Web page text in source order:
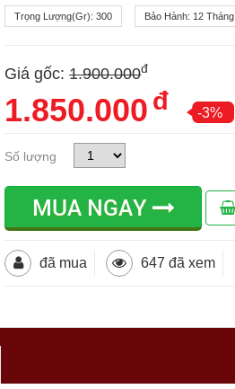
Trọng Lượng(gr):300 Bảo Hành: 12 Tháng
Giá gốc: 1.900.000đ
1.850.000 đ -3%
Số lượng
MUA NGAY
đã mua 647 đã xem